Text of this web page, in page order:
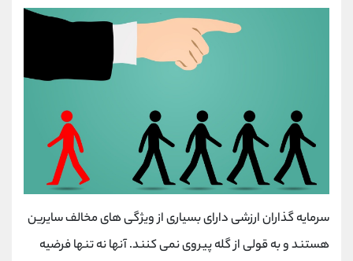
سرمایه گذاران ارزشی دارای بسیاری از ویژگی های مخالف سایرین
هستند و به قولی از گله پیروی نمی کنند. آنها نه تنها فرضیه